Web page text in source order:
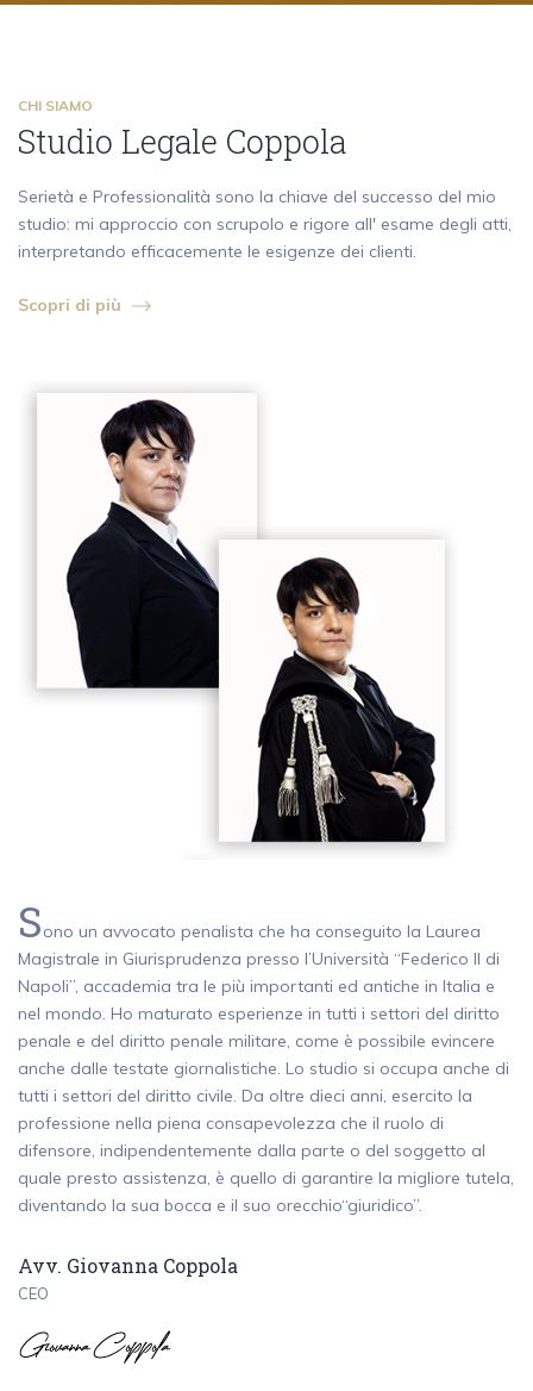
CHI SIAMO
Studio Legale Coppola
Serietà e Professionalità sono la chiave del successo del mio
studio: mi approccio con scrupolo e rigore all' esame degli atti,
interpretando efficacemente le esigenze dei clienti.
Scopri di più
Sono un avvocato penalista che ha conseguito la Laurea
Magistrale in Giurisprudenza presso l’Università “Federico II di
Napoli”, accademia tra le più importanti ed antiche in Italia e
nel mondo. Ho maturato esperienze in tutti i settori del diritto
penale e del diritto penale militare, come è possibile evincere
anche dalle testate giornalistiche. Lo studio si occupa anche di
tutti i settori del diritto civile. Da oltre dieci anni, esercito la
professione nella piena consapevolezza che il ruolo di
difensore, indipendentemente dalla parte o del soggetto al
quale presto assistenza, è quello di garantire la migliore tutela,
diventando la sua bocca e il suo orecchio“giuridico”.
Avv. Giovanna Coppola
CEO